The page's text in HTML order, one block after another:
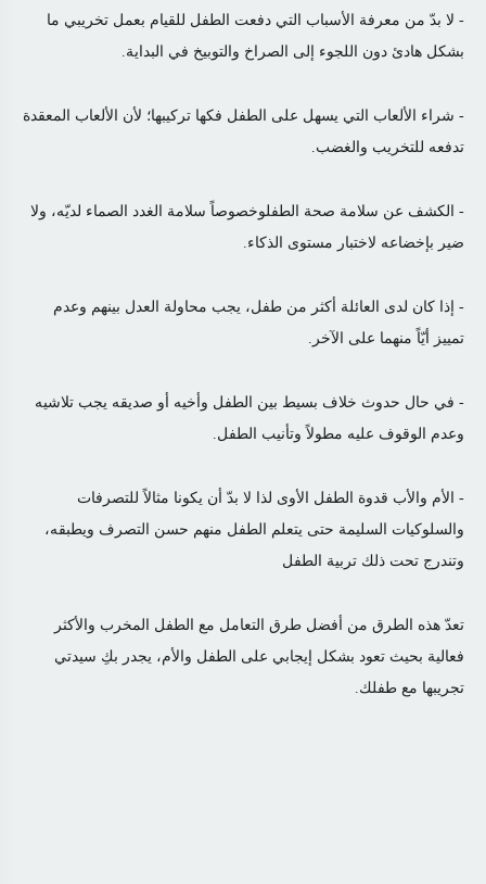
- لا بدّ من معرفة الأسباب التي دفعت الطفل للقيام بعمل تخريبي ما
بشكل هادئ دون اللجوء إلى الصراخ والتوبيخ في البداية.
- شراء الألعاب التي يسهل على الطفل فكها تركيبها؛ لأن الألعاب المعقدة
تدفعه للتخريب والغضب.
- الكشف عن سلامة صحة الطفلوخصوصاً سلامة الغدد الصماء لديّه، ولا
ضير بإخضاعه لاختبار مستوى الذكاء.
- إذا كان لدى العائلة أكثر من طفل، يجب محاولة العدل بينهم وعدم
تمييز أيّاً منهما على الآخر.
- في حال حدوث خلاف بسيط بين الطفل وأخيه أو صديقه يجب تلاشيه
وعدم الوقوف عليه مطولاً وتأنيب الطفل.
- الأم والأب قدوة الطفل الأوى لذا لا بدّ أن يكونا مثالاً للتصرفات
والسلوكيات السليمة حتى يتعلم الطفل منهم حسن التصرف ويطبقه،
وتندرج تحت ذلك تربية الطفل
تعدّ هذه الطرق من أفضل طرق التعامل مع الطفل المخرب والأكثر
فعالية بحيث تعود بشكل إيجابي على الطفل والأم، يجدر بكِ سيدتي
تجريبها مع طفلك.